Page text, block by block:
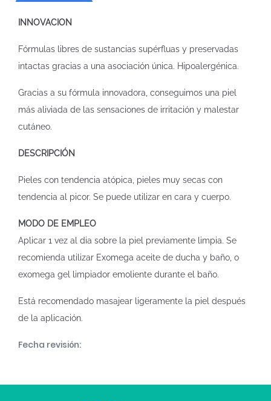
INNOVACION
Fórmulas libres de sustancias supérfluas y preservadas
intactas gracias a una asociación única. Hipoalergénica.
Gracias a su fórmula innovadora, conseguimos una piel
más aliviada de las sensaciones de irritación y malestar
cutáneo.
DESCRIPCIÓN
Pieles con tendencia atópica, pieles muy secas con
tendencia al picor. Se puede utilizar en cara y cuerpo.
MODO DE EMPLEO
Aplicar 1 vez al dia sobre la piel previamente limpia. Se
recomienda utilizar Exomega aceite de ducha y baño, o
exomega gel limpiador emoliente durante el baño.
Está recomendado masajear ligeramente la piel después
de la aplicación.
Fecha revisión: